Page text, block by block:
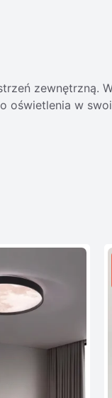
zewnętrzną.
oświetlenia w